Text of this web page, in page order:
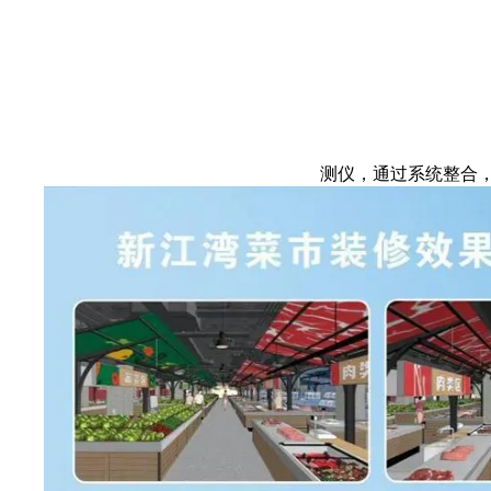
测仪，通过系统整合